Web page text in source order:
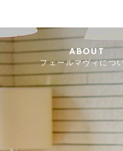
ABOUT
フェールマヴィにつ